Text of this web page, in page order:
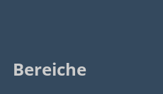
Bereiche